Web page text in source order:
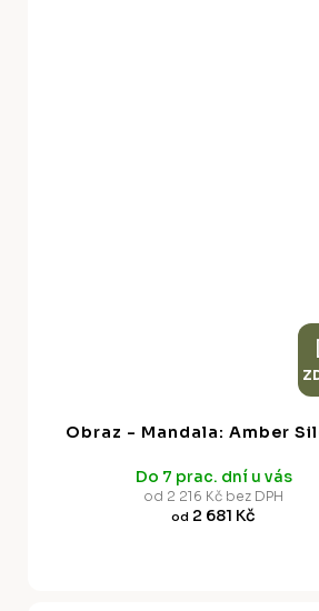
Obraz - Mandala: Amber
Do 7 prac. dní u vás
od 2 216 Kč bez DPH
od 2 681 Kč